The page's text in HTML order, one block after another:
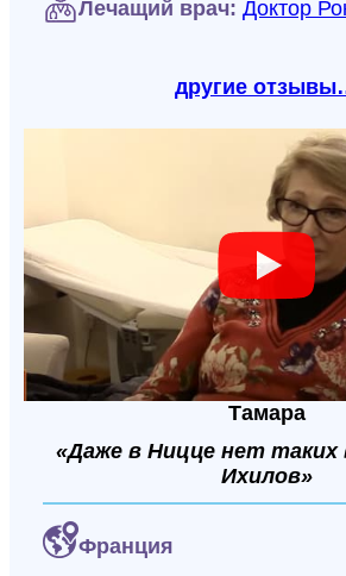
Лечащий врач: Доктор
другие
Тамара
«Даже в Ницце нет таких
Ихилов»
Франция